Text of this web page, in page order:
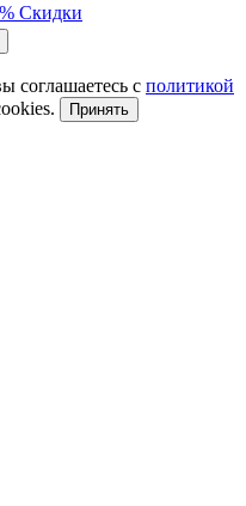
% Скидки
соглашаетесь с политикой
Принять